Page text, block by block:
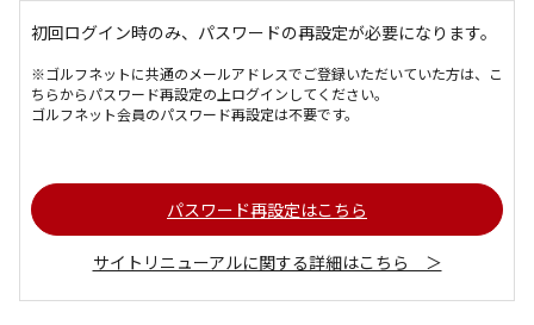
初回ログイン時のみ、パスワードの再設定が必要になります。
※ゴルフネットに共通のメールアドレスでご登録いただいていた方は、こ
ちらからパスワード再設定の上ログインしてください。
ゴルフネット会員のパスワード再設定は不要です。
パスワード再設定はこちら
サイトリニューアルに関する詳細はこちら ＞